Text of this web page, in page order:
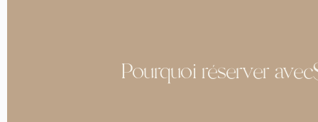
Pourquoi réserver avec